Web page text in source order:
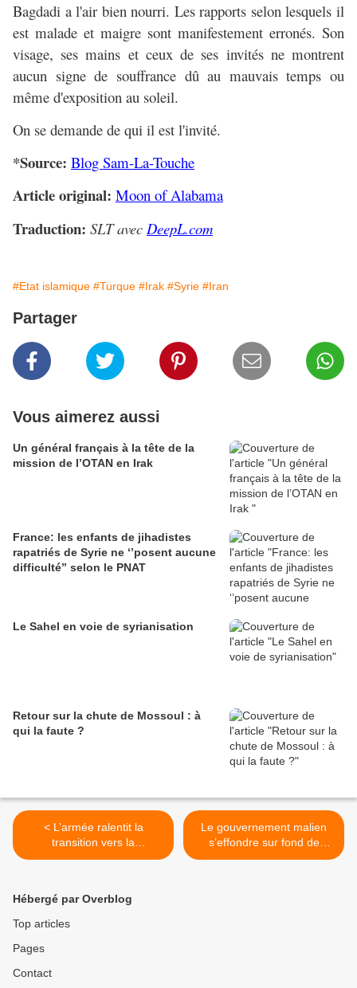
Bagdadi a l'air bien nourri. Les rapports selon lesquels il
est malade et maigre sont manifestement erronés. Son
visage, ses mains et ceux de ses invités ne montrent
aucun signe de souffrance dû au mauvais temps ou
même d'exposition au soleil.
On se demande de qui il est l'invité.
*Source: Blog Sam-La-Touche
Article original: Moon of Alabama
Traduction: SLT avec DeepL.com
#Etat islamique #Turque #Irak #Syrie #Iran
Partager
Vous aimerez aussi
Un général français à la tête de la
mission de l’OTAN en Irak
France: les enfants de jihadistes
rapatriés de Syrie ne ‘’posent aucune
difficulté’’ selon le PNAT
Le Sahel en voie de syrianisation
Retour sur la chute de Mossoul : à
qui la faute ?
< L’armée ralentit la
transition vers la
démocratie en Algérie,
Le gouvernement malien
s’effondre sur fond de
manifestations contre
Hébergé par Overblog
Top articles
Pages
Contact